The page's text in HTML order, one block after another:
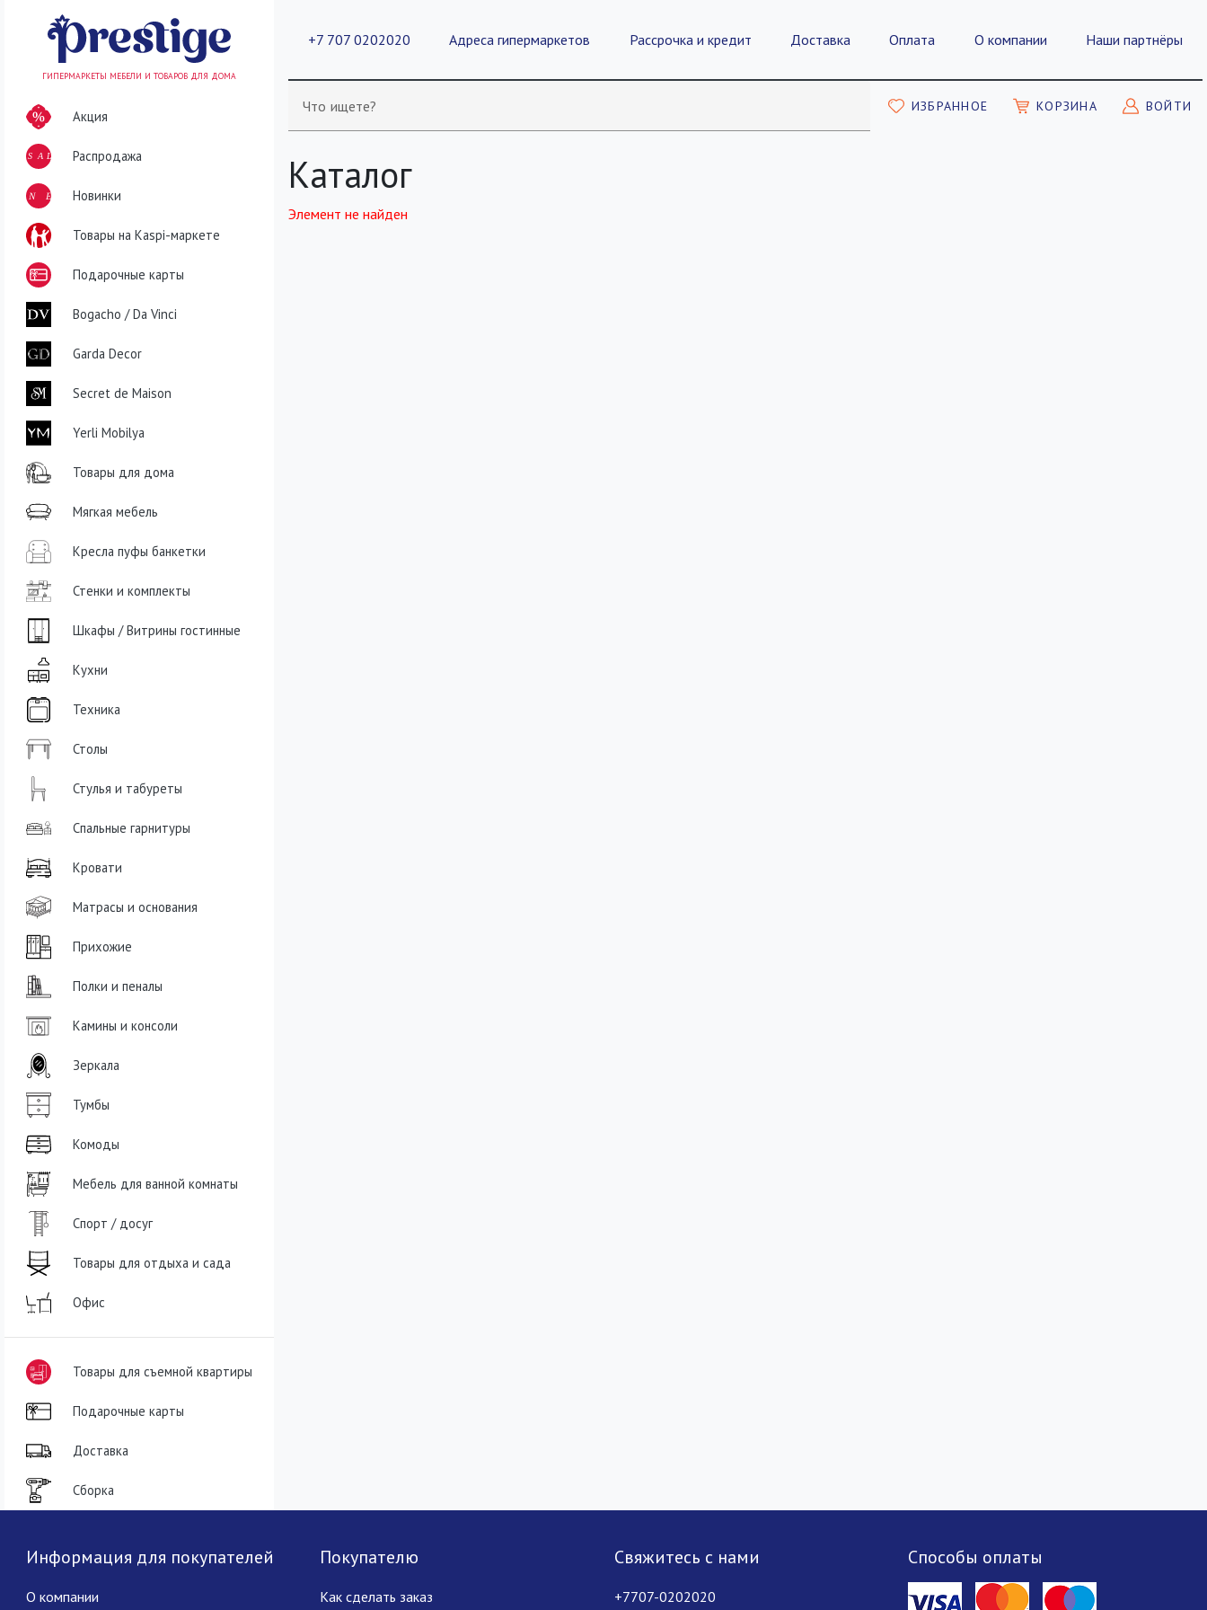
+7 707 0202020 Адреса гипермаркетов Рассрочка и кредит Доставка Оплата О компании Наши партнёры
Что ищете? ИЗБРАННОЕ КОРЗИНА ВОЙТИ
ГИПЕРМАРКЕТЫ МЕБЕЛИ И ТОВАРОВ ДЛЯ ДОМА
Акция
SALE Распродажа
NEWНовинки
Товары на Kaspi-маркете
Подарочные карты
Bogacho / Da Vinci
Garda Decor
Secret de Maison
Yerli Mobilya
Товары для дома
Мягкая мебель
Кресла пуфы банкетки
Стенки и комплекты
Шкафы / Витрины гостинные
Кухни
Техника
Столы
Стулья и табуреты
Спальные гарнитуры
Кровати
Матрасы и основания
Прихожие
Полки и пеналы
Камины и консоли
Зеркала
Тумбы
Комоды
Мебель для ванной комнаты
Спорт / досуг
Товары для отдыха и сада
Офис
Товары для съемной квартиры
Подарочные карты
Доставка
Сборка
Каталог
Элемент не найден
Информация для покупателей
О компании
Покупателю
Как сделать заказ
Свяжитесь с нами
+7707-0202020
Способы оплаты